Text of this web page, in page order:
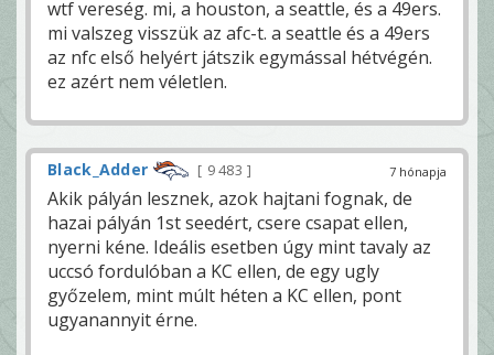
wtf vereség. mi, a houston, a seattle, és a 49ers.
mi valszeg visszük az afc-t. a seattle és a 49ers
az nfc első helyért játszik egymással hétvégén.
ez azért nem véletlen.
7 hónapja
Black_Adder 9 483
Akik pályán lesznek, azok hajtani fognak, de
hazai pályán 1st seedért, csere csapat ellen,
nyerni kéne. Ideális esetben úgy mint tavaly az
uccsó fordulóban a KC ellen, de egy ugly
győzelem, mint múlt héten a KC ellen, pont
ugyanannyit érne.